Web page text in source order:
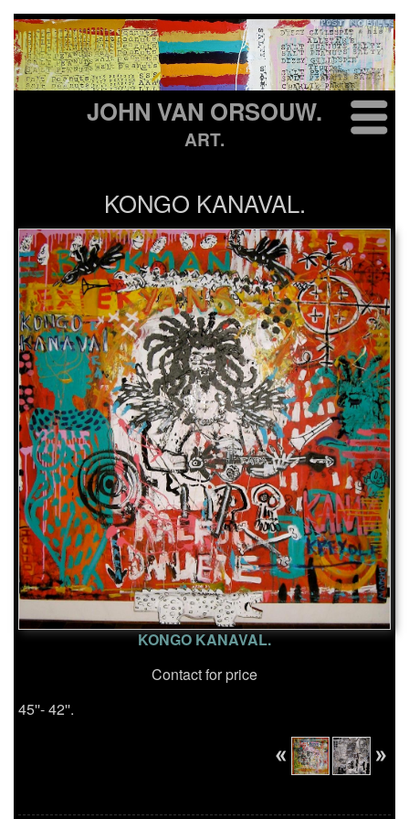
JOHN VAN ORSOUW.
ART.
KONGO KANAVAL.
KONGO KANAVAL.
Contact for price
45''- 42''.